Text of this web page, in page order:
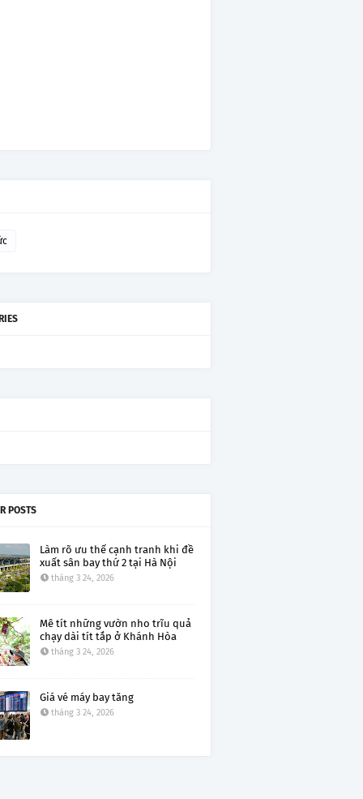
POSTS
Làm rõ ưu thế cạnh tranh khi đề
xuất sân bay thứ 2 tại Hà Nội
tháng 3 24, 2026
Mê tít những vườn nho trĩu quả
chạy dài tít tắp ở Khánh Hòa
tháng 3 24, 2026
Giá vé máy bay tăng
tháng 3 24, 2026